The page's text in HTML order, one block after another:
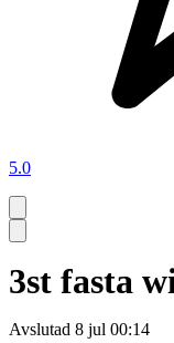
5.0
3st fasta
Avslutad 8 jul 00:14